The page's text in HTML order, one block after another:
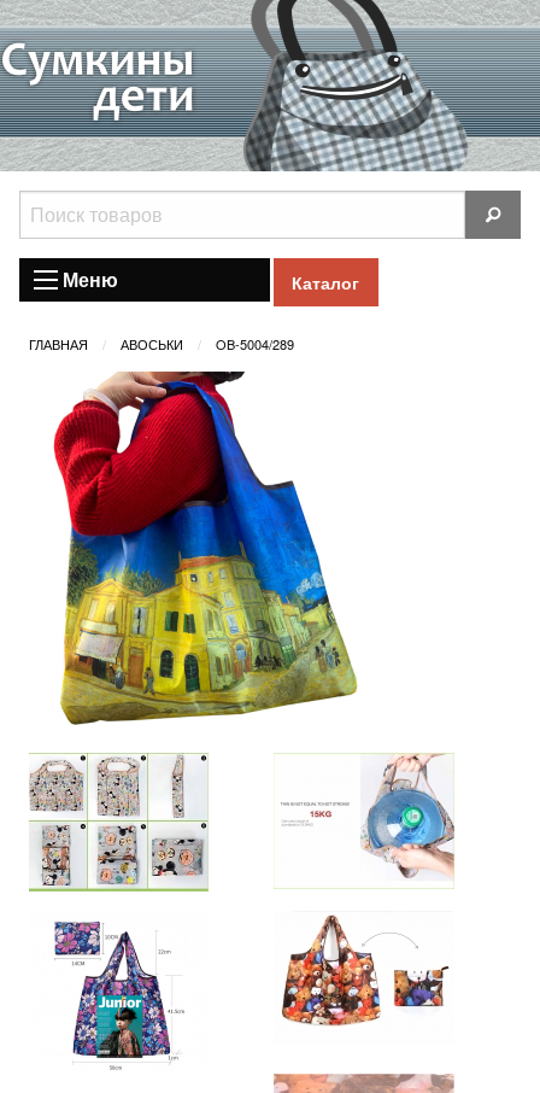
Меню Каталог
ГЛАВНАЯ АВОСЬКИ OB-5004/289